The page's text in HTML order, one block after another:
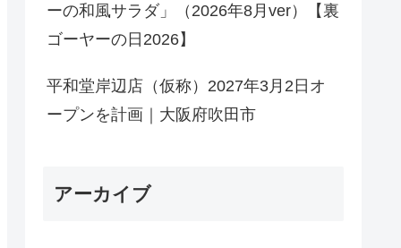
ーの和風サラダ」（2026年8月ver）【裏
ゴーヤーの日2026】
平和堂岸辺店（仮称）2027年3月2日オ
ープンを計画｜大阪府吹田市
アーカイブ